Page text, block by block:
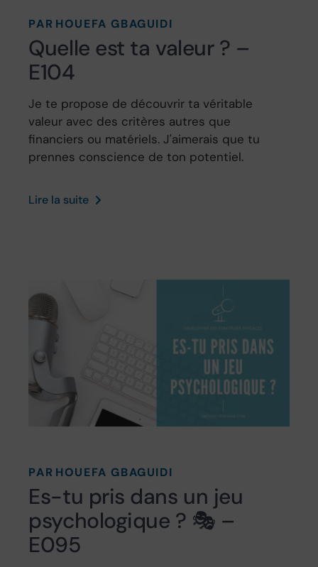
PAR HOUEFA GBAGUIDI
Quelle est ta valeur ? –
E104
Je te propose de découvrir ta véritable
valeur avec des critères autres que
financiers ou matériels. J'aimerais que tu
prennes conscience de ton potentiel.
Lire la suite
PAR HOUEFA GBAGUIDI
Es-tu pris dans un jeu
psychologique ? 🎭 –
E095